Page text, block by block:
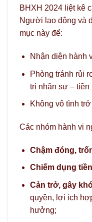
BHXH 2024 liệt kê
Người lao động và
mục này để:
Nhận diện hành
Phòng tránh rủi
trị nhân sự –
Không vô tình
Các nhóm hành vi
Chậm đóng,
Chiếm dụng
Cản trở, gây
quyền, lợi ích
hưởng;